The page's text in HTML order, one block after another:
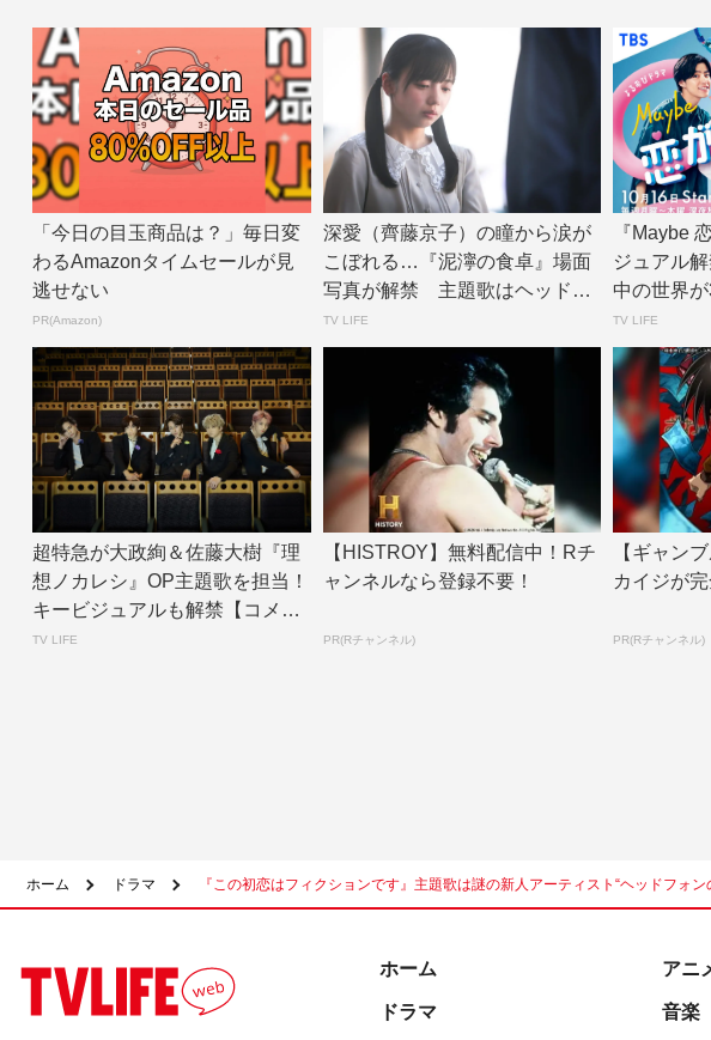
「今日の目玉商品は？」毎日変
わるAmazonタイムセールが見
逃せない
PR(Amazon)
深愛（齊藤京子）の瞳から涙が
こぼれる…『泥濘の食卓』場面
写真が解禁 主題歌はヘッドフ
ォンの中の世界「...
TV LIFE
『Maybe
ジュアル
中の世界
ラマ主題歌
TV LIFE
超特急が大政絢＆佐藤大樹『理
想ノカレシ』OP主題歌を担当！
キービジュアルも解禁【コメン
トあり】 | ...
TV LIFE
【HISTROY】無料配信中！Rチ
ャンネルなら登録不要！
PR(Rチャンネル)
【ギャン
カイジが
PR(Rチャンネル)
ホーム ドラマ 『この初恋はフィクションです』主題歌は謎の新人アーティスト“ヘッドフォン
ホーム
ドラマ
アニ
音楽